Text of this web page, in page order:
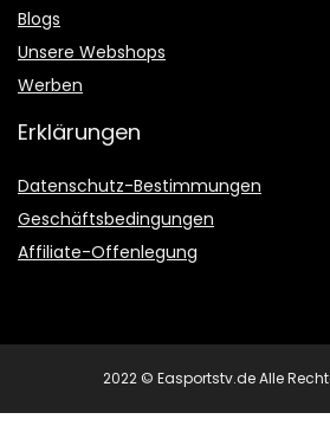
Blogs
Unsere Webshops
Werben
Erklärungen
Datenschutz-Bestimmungen
Geschäftsbedingungen
Affiliate-Offenlegung
2022 © Easportstv.de Alle